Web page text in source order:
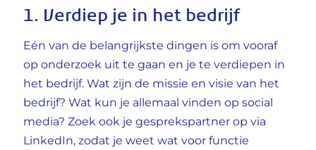
1. Verdiep je in het bedrijf
Eén van de belangrijkste dingen is om vooraf
op onderzoek uit te gaan en je te verdiepen in
het bedrijf. Wat zijn de missie en visie van het
bedrijf? Wat kun je allemaal vinden op social
media? Zoek ook je gesprekspartner op via
LinkedIn, zodat je weet wat voor functie